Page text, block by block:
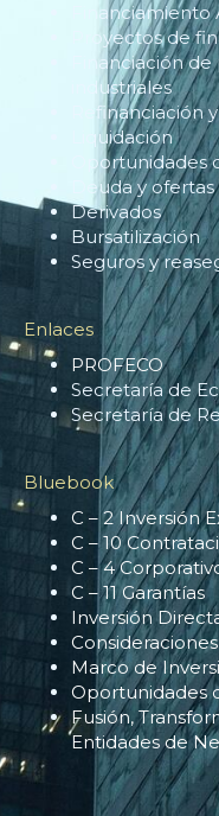
Proyectos de
Financiación
industriales
Refinanciación
Liquidación
Oportunidades
Deuda y
Derivados
Bursatilización
Seguros y
Enlaces
PROFECO
Secretaría de
Secretaría de
Bluebook
C – 2 Inversión
C – 10
C – 4
C – 11 Garantías
Inversión
Marco de
Oportunidades
Fusión,
Entidades de